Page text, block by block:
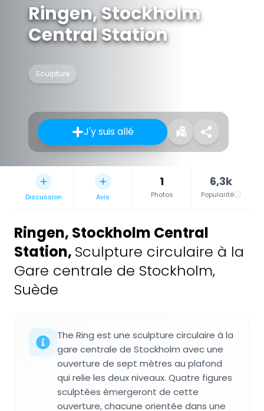
Ringen, Stockholm
Central Station
Sculpture
J'y suis allé
Discussion Avis
1
Photos
6,3k
Popularité
Ringen, Stockholm Central
Station, Sculpture circulaire à la
Gare centrale de Stockholm,
Suède
The Ring est une sculpture circulaire à la
gare centrale de Stockholm avec une
ouverture de sept mètres au plafond
qui relie les deux niveaux. Quatre figures
sculptées émergeront de cette
ouverture, chacune orientée dans une